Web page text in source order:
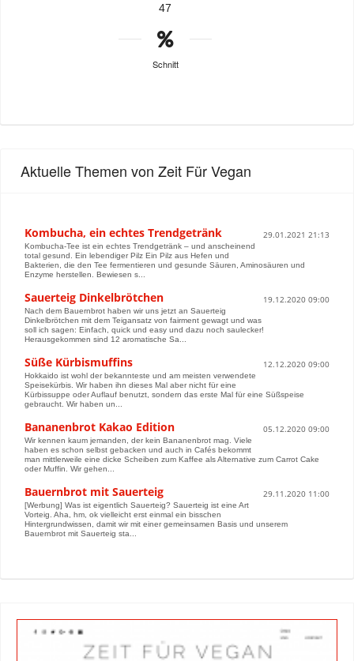
47
Schnitt
Aktuelle Themen von Zeit Für Vegan
Kombucha, ein echtes Trendgetränk 29.01.2021 21:13
Kombucha-Tee ist ein echtes Trendgetränk – und anscheinend
total gesund. Ein lebendiger Pilz Ein Pilz aus Hefen und
Bakterien, die den Tee fermentieren und gesunde Säuren, Aminosäuren und
Enzyme herstellen. Bewiesen s...
Sauerteig Dinkelbrötchen 19.12.2020 09:00
Nach dem Bauernbrot haben wir uns jetzt an Sauerteig
Dinkelbrötchen mit dem Teigansatz von fairment gewagt und was
soll ich sagen: Einfach, quick und easy und dazu noch saulecker!
Herausgekommen sind 12 aromatische Sa...
Süße Kürbismuffins 12.12.2020 09:00
Hokkaido ist wohl der bekannteste und am meisten verwendete
Speisekürbis. Wir haben ihn dieses Mal aber nicht für eine
Kürbissuppe oder Auflauf benutzt, sondern das erste Mal für eine Süßspeise
gebraucht. Wir haben un...
Bananenbrot Kakao Edition 05.12.2020 09:00
Wir kennen kaum jemanden, der kein Bananenbrot mag. Viele
haben es schon selbst gebacken und auch in Cafés bekommt
man mittlerweile eine dicke Scheiben zum Kaffee als Alternative zum Carrot Cake
oder Muffin. Wir gehen...
Bauernbrot mit Sauerteig 29.11.2020 11:00
[Werbung] Was ist eigentlich Sauerteig? Sauerteig ist eine Art
Vorteig. Aha, hm, ok vielleicht erst einmal ein bisschen
Hintergrundwissen, damit wir mit einer gemeinsamen Basis und unserem
Bauernbrot mit Sauerteig sta...